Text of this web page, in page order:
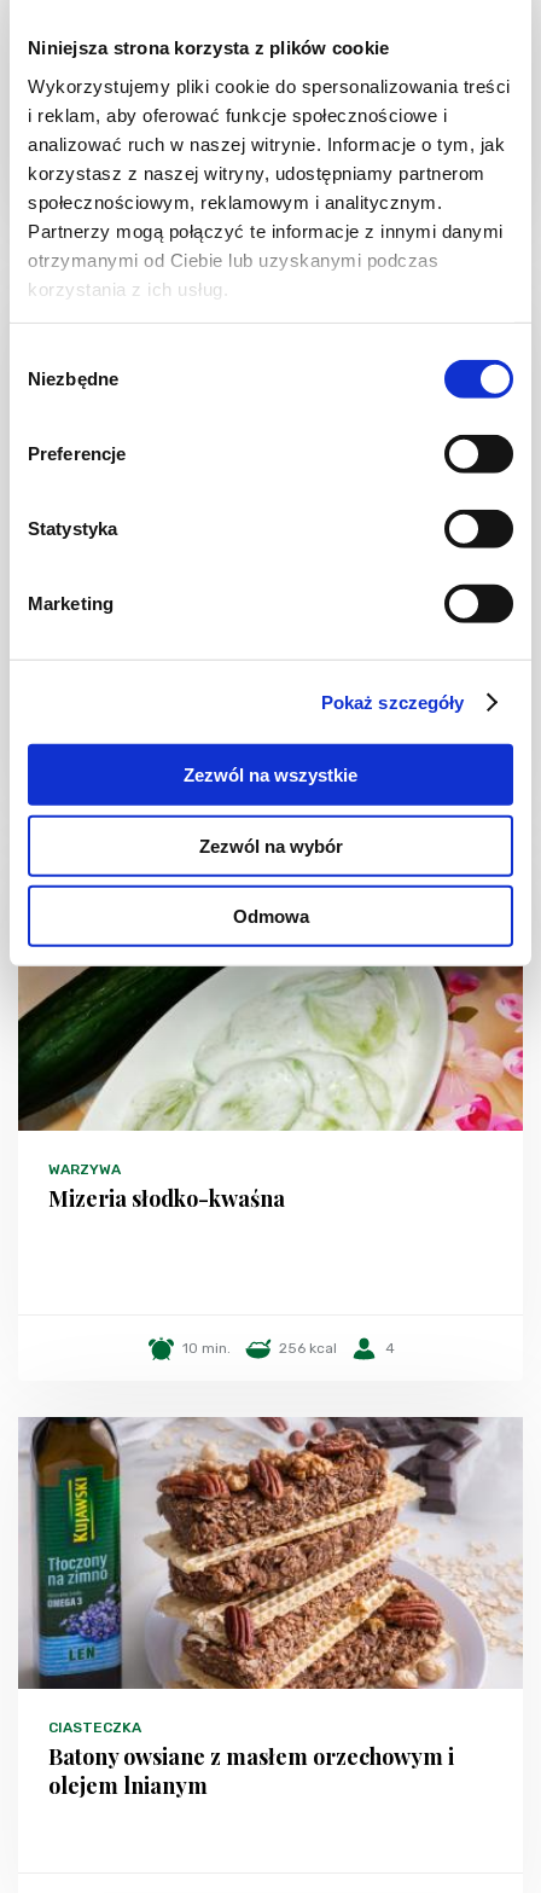
Niniejsza strona korzysta z plików cookie
Wykorzystujemy pliki cookie do spersonalizowania treści
i reklam, aby oferować funkcje społecznościowe i
analizować ruch w naszej witrynie. Informacje o tym, jak
korzystasz z naszej witryny, udostępniamy partnerom
społecznościowym, reklamowym i analitycznym.
Partnerzy mogą połączyć te informacje z innymi danymi
otrzymanymi od Ciebie lub uzyskanymi podczas
korzystania z ich usług.
zgody
Niezbędne
Preferencje
Statystyka
Marketing
Pokaż szczegóły
Zezwól na wszystkie
Zezwól na wybór
Odmowa
Młoda cukinia w zalewie słodkowo -
kwaśnej
2 dni 267 kcal 4
NA LETNI OBIAD
słodko - kwaśnym
954 kcal
WARZYWA
Mizeria słodko-kwaśna
10 min. 256 kcal 4
CIASTECZKA
Batony owsiane z masłem orzechowym i
olejem lnianym